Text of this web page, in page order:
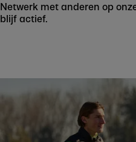
Netwerk met anderen op
blijf actief.